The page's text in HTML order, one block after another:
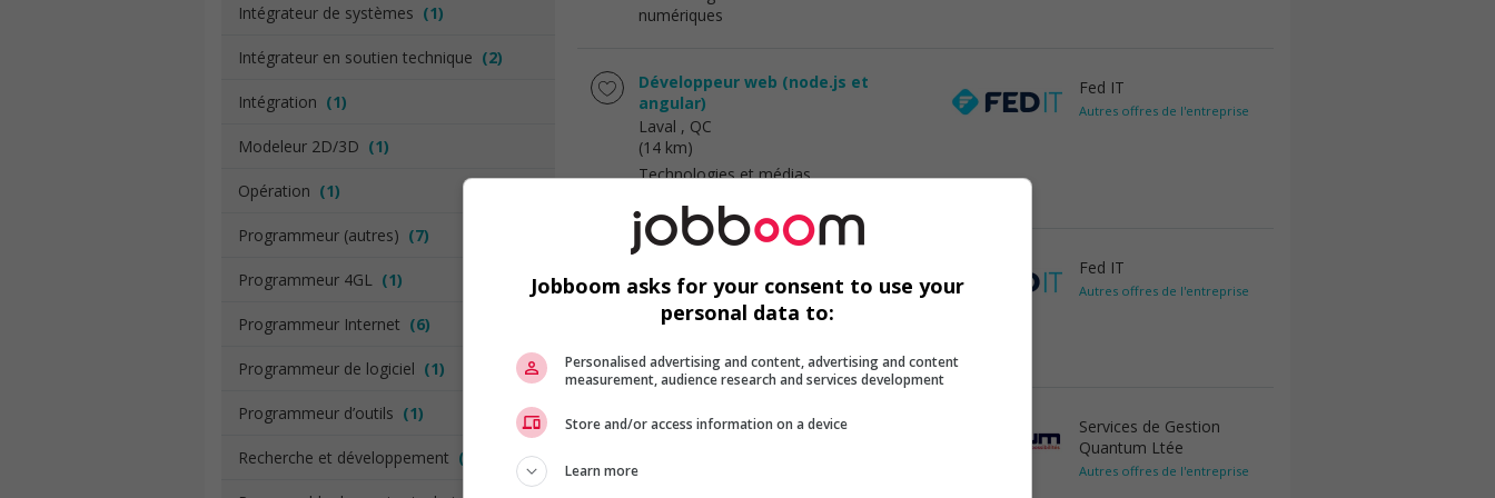
Intégrateur de systèmes (1)
Intégrateur en soutien technique (2)
Intégration (1)
Modeleur 2D/3D (1)
Opération (1)
Programmeur (autres) (7)
Programmeur 4GL (1)
Programmeur Internet (6)
Programmeur de logiciel (1)
Programmeur d’outils (1)
Recherche et développement (1)
numériques
Développeur web (node.js et
angular)
Laval , QC
(14 km)
Technologies et médias
Fed IT
Autres offres de l'entreprise
Mont-Royal, QC
(14 km)
numériques
Fed IT
Autres offres de l'entreprise
Gestionnaire de programme /
Services de Gestion
Quantum Ltée
Autres offres de l'entreprise
Jobboom asks for your consent to use your
personal data to:
Personalised advertising and content, advertising and content
measurement, audience research and services development
Store and/or access information on a device
Learn more